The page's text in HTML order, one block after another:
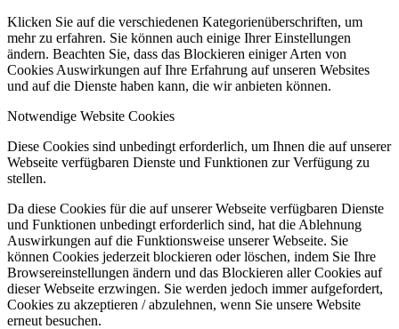
Klicken Sie auf die verschiedenen Kategorienüberschriften, um
mehr zu erfahren. Sie können auch einige Ihrer Einstellungen
ändern. Beachten Sie, dass das Blockieren einiger Arten von
Cookies Auswirkungen auf Ihre Erfahrung auf unseren Websites
und auf die Dienste haben kann, die wir anbieten können.
Notwendige Website Cookies
Diese Cookies sind unbedingt erforderlich, um Ihnen die auf unserer
Webseite verfügbaren Dienste und Funktionen zur Verfügung zu
stellen.
Da diese Cookies für die auf unserer Webseite verfügbaren Dienste
und Funktionen unbedingt erforderlich sind, hat die Ablehnung
Auswirkungen auf die Funktionsweise unserer Webseite. Sie
können Cookies jederzeit blockieren oder löschen, indem Sie Ihre
Browsereinstellungen ändern und das Blockieren aller Cookies auf
dieser Webseite erzwingen. Sie werden jedoch immer aufgefordert,
Cookies zu akzeptieren / abzulehnen, wenn Sie unsere Website
erneut besuchen.